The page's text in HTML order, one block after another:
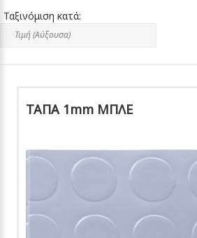
Ταξινόμιση κατά:
ΤΑΠΑ 1mm ΜΠΛΕ